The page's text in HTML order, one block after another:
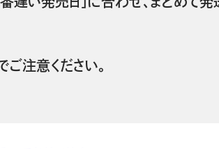
注意ください。